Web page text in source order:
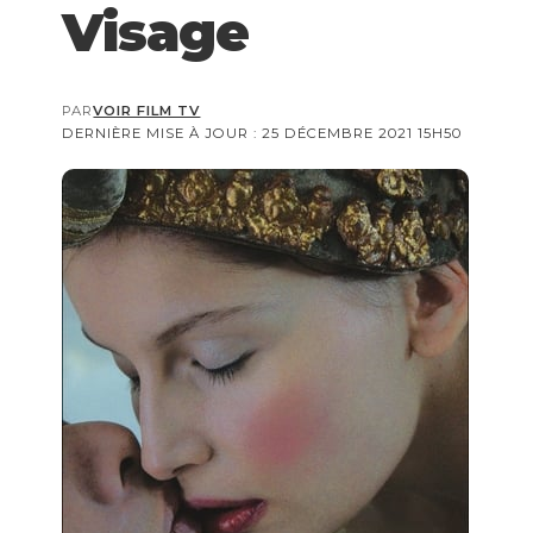
Visage
DERNIÈRE MISE À JOUR : 25 DÉCEMBRE 2021 15H50
PARVOIR FILM TV